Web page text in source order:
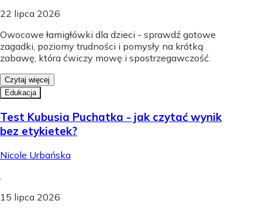
22 lipca 2026
Owocowe łamigłówki dla dzieci - sprawdź gotowe
zagadki, poziomy trudności i pomysły na krótką
zabawę, która ćwiczy mowę i spostrzegawczość.
Czytaj więcej
Edukacja
Test Kubusia Puchatka - jak czytać wynik
bez etykietek?
Nicole Urbańska
15 lipca 2026